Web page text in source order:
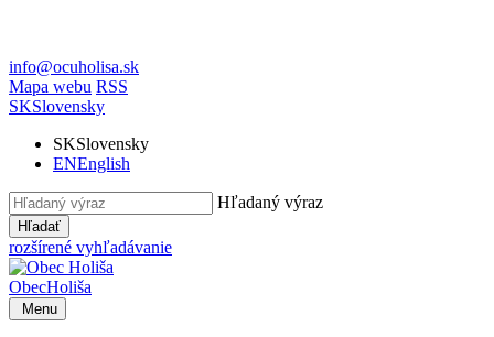
info@ocuholisa.sk
Mapa webu RSS
SKSlovensky
SKSlovensky
ENEnglish
Hľadaný výraz
Hľadať
rozšírené vyhľadávanie
ObecHoliša
Menu